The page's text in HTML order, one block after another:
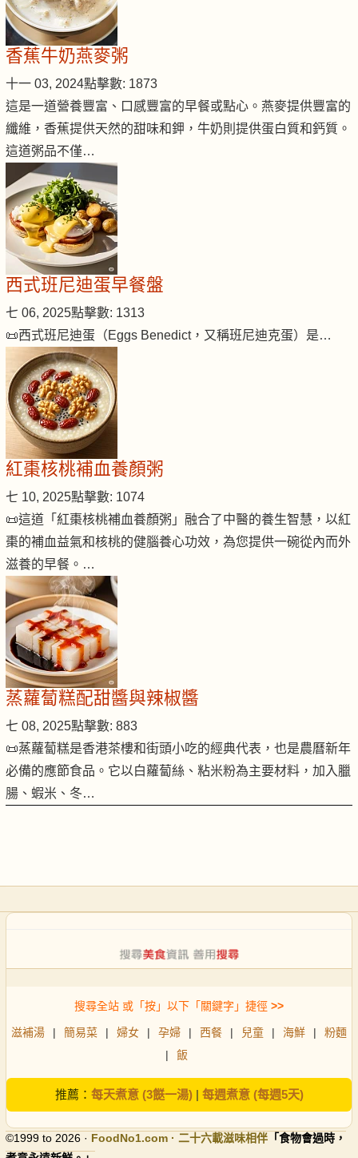
香蕉牛奶燕麥粥
十一 03, 2024點擊數: 1873
這是一道營養豐富、口感豐富的早餐或點心。燕麥提供豐富的
纖維，香蕉提供天然的甜味和鉀，牛奶則提供蛋白質和鈣質。
這道粥品不僅…
西式班尼迪蛋早餐盤
七 06, 2025點擊數: 1313
📜西式班尼迪蛋（Eggs Benedict，又稱班尼迪克蛋）是…
紅棗核桃補血養顏粥
七 10, 2025點擊數: 1074
📜這道「紅棗核桃補血養顏粥」融合了中醫的養生智慧，以紅
棗的補血益氣和核桃的健腦養心功效，為您提供一碗從內而外
滋養的早餐。…
蒸蘿蔔糕配甜醬與辣椒醬
七 08, 2025點擊數: 883
📜蒸蘿蔔糕是香港茶樓和街頭小吃的經典代表，也是農曆新年
必備的應節食品。它以白蘿蔔絲、粘米粉為主要材料，加入臘
腸、蝦米、冬…
搜尋全站 或「按」以下「關鍵字」捷徑 >>
滋補湯 | 簡易菜 | 婦女 | 孕婦 | 西餐 | 兒童 | 海鮮 |
粉麵
|
飯
推薦： 每天煮意 (3餸一湯)| 每週煮意 (每週5天)
©1999 to 2026 · FoodNo1.com · 二十六載滋味相伴 「食物會過時，